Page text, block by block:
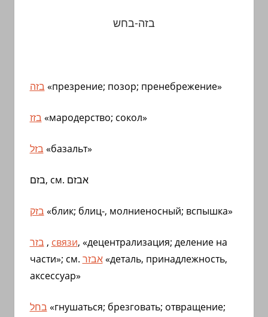
בזה-בחש
בזה «презрение; позор; пренебрежение»
בזז «мародерство; сокол»
בזל «базальт»
בזם, см. אבזם
בזק «блик; блиц-, молниеносный; вспышка»
בזר , связи, «децентрализация; деление на
части»; см. אבזר«деталь, принадлежность,
аксессуар»
בחל «гнушаться; брезговать; отвращение;